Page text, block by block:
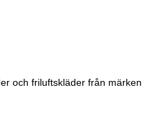
och friluftskläder från märken